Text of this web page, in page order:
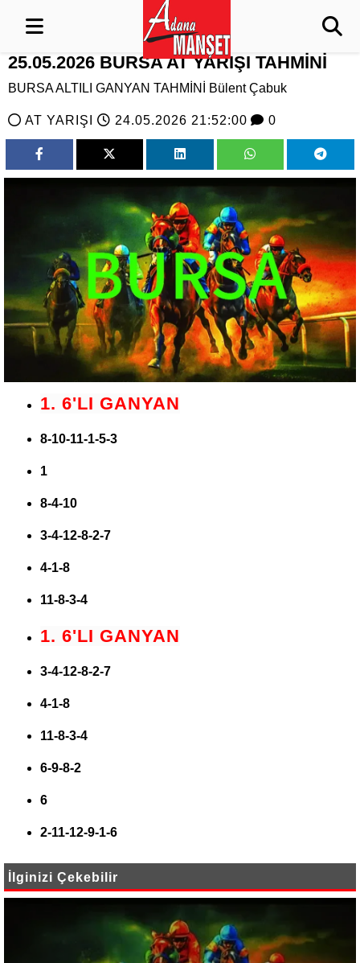
25.05.2026 BURSA AT YARIŞI TAHMİNİ
BURSA ALTILI GANYAN TAHMİNİ Bülent Çabuk
AT YARIŞI 24.05.2026 21:52:00 0
1. 6'LI GANYAN
8-10-11-1-5-3
1
8-4-10
3-4-12-8-2-7
4-1-8
11-8-3-4
1. 6'LI GANYAN
3-4-12-8-2-7
4-1-8
11-8-3-4
6-9-8-2
6
2-11-12-9-1-6
İlginizi Çekebilir